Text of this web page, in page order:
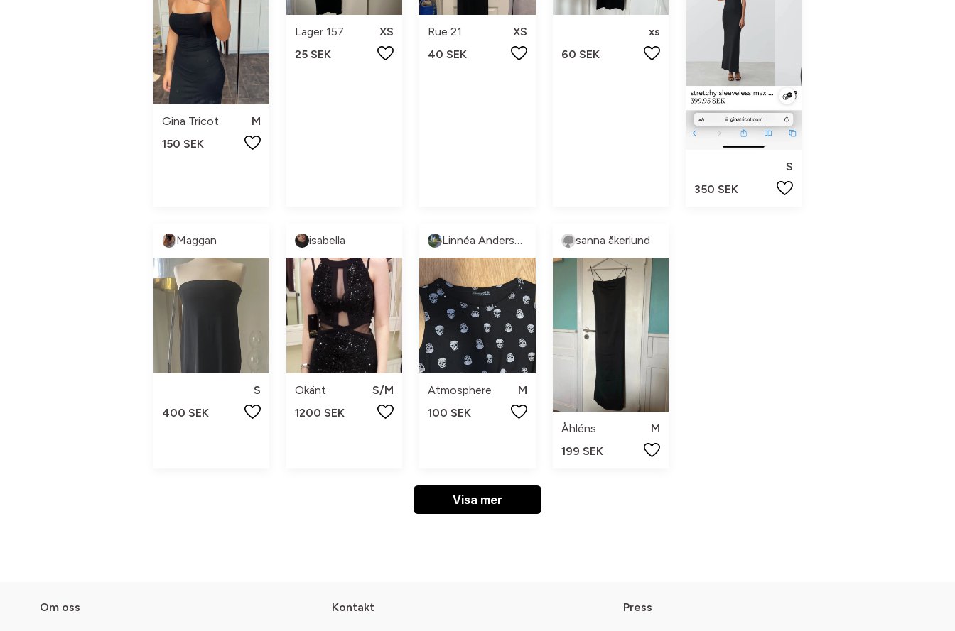
Gina Tricot
M
150 SEK
Lager 157
XS
25 SEK
Rue 21
XS
40 SEK
xs
60 SEK
S
350 SEK
Maggan
S
400 SEK
isabella
Okänt
S/M
1200 SEK
Atmosphere
M
100 SEK
sanna åkerlund
Åhléns
M
199 SEK
Visa mer
Om oss Kontakt Press